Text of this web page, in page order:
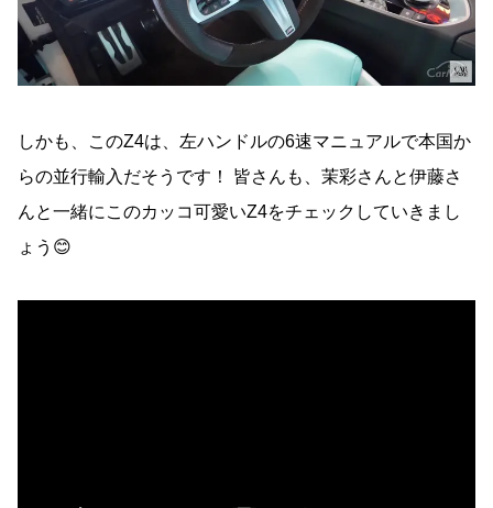
しかも、このZ4は、左ハンドルの6速マニュアルで本国か
らの並行輸入だそうです！ 皆さんも、茉彩さんと伊藤さ
んと一緒にこのカッコ可愛いZ4をチェックしていきまし
ょう😊